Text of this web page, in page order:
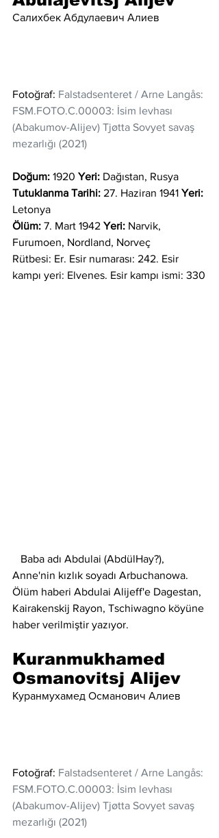
Салихбек Абдулаевич Алиев
Fotoğraf: Falstadsenteret / Arne Langås:
FSM.FOTO.C.00003: İsim levhası
(Abakumov-Alijev) Tjøtta Sovyet savaş
mezarlığı (2021)
Doğum: 1920 Yeri: Dağıstan, Rusya
Tutuklanma Tarihi: 27. Haziran 1941 Yeri:
Letonya
Ölüm: 7. Mart 1942 Yeri: Narvik,
Furumoen, Nordland, Norveç
Rütbesi: Er. Esir numarası: 242. Esir
kampı yeri: Elvenes. Esir kampı ismi: 330
Anne'nin kızlık soyadı Arbuchanowa.
Ölüm haberi Abdulai Alijeff'e Dagestan,
Kairakenskij Rayon, Tschiwagno köyüne
haber verilmiştir yazıyor.
Kuranmukhamed
Osmanovitsj Alijev
Куранмухамед Османович Алиев
Fotoğraf: Falstadsenteret / Arne Langås:
FSM.FOTO.C.00003: İsim levhası
(Abakumov-Alijev) Tjøtta Sovyet savaş
mezarlığı (2021)